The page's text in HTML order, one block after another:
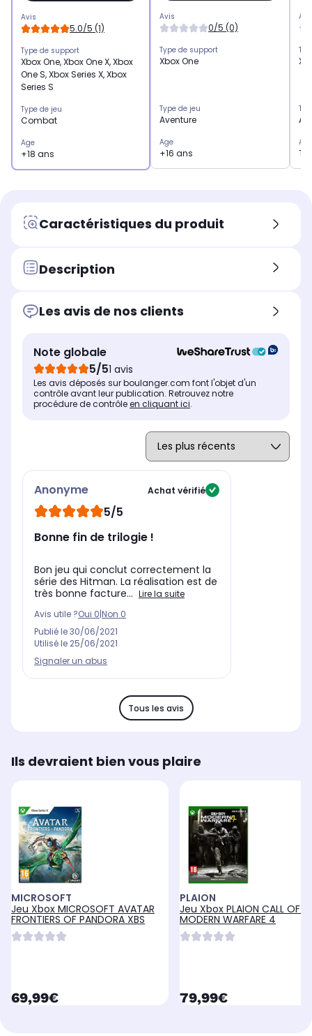
Avis
5.0/5 (1)
Type de support
Xbox One, Xbox One X, Xbox
One S, Xbox Series X, Xbox
Series S
Type de jeu
Combat
Age
+18 ans
Avis
0/5 (0)
Type de support
Xbox One
Type de jeu
Aventure
Age
+16 ans
Age
Caractéristiques du produit
Description
Les avis de nos clients
Note globale
5/51 avis
Les avis déposés sur boulanger.com font l'objet d'un
contrôle avant leur publication. Retrouvez notre
procédure de contrôleen cliquant ici.
Anonyme Achat vérifié
5/5
Bonne fin de trilogie !
Bon jeu qui conclut correctement la
série des Hitman. La réalisation est de
très bonne facture... Lire la suite
Avis utile ?Oui 0|Non 0
Publié le30/06/2021
Utilisé le 25/06/2021
Signaler un abus
Tous les avis
Ils devraient bien vous plaire
MICROSOFT
Jeu Xbox MICROSOFT AVATAR
FRONTIERS OF PANDORA XBS
currentPrice
69,99€
PLAION
Jeu Xbox PLAION CALL OF
MODERN WARFARE 4
currentPrice
79,99€